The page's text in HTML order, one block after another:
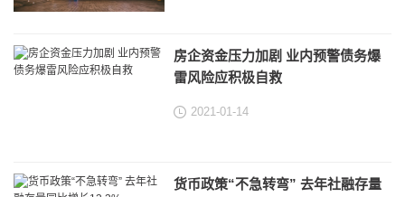
房企资金压力加剧 业内预警债务爆
雷风险应积极自救
2021-01-14
货币政策“不急转弯” 去年社融存量